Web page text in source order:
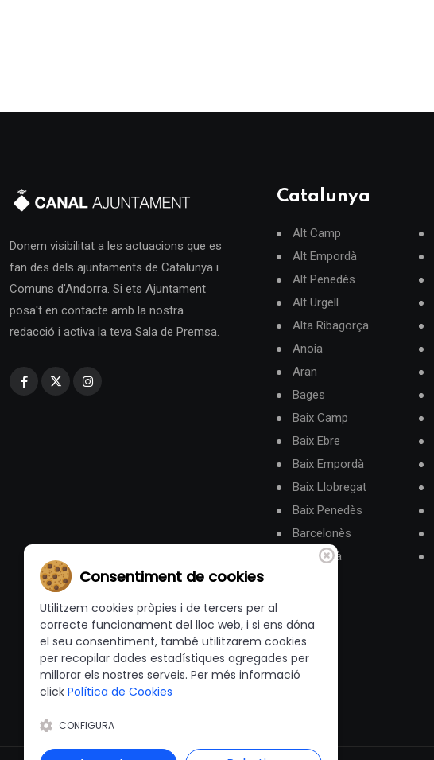
Donem visibilitat a les actuacions que es
fan des dels ajuntaments de Catalunya i
Comuns d'Andorra. Si ets Ajuntament
posa't en contacte amb la nostra
redacció i activa la teva Sala de Premsa.
Catalunya
Alt Camp
Alt Empordà
Alt Penedès
Alt Urgell
Alta Ribagorça
Anoia
Aran
Bages
Baix Camp
Baix Ebre
Baix Empordà
Baix Llobregat
Baix Penedès
Barcelonès
Berguedà
Consentiment de cookies
Utilitzem cookies pròpies i de tercers per al
correcte funcionament del lloc web, i si ens dóna
el seu consentiment, també utilitzarem cookies
per recopilar dades estadístiques agregades per
millorar els nostres serveis. Per més informació
click Política de Cookies
CONFIGURA